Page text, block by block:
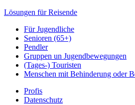
Lösungen für Reisende
Für Jugendliche
Senioren (65+)
Pendler
Gruppen un Jugendbewegungen
(Tages-) Touristen
Menschen mit Behinderung oder
Profis
Datenschutz